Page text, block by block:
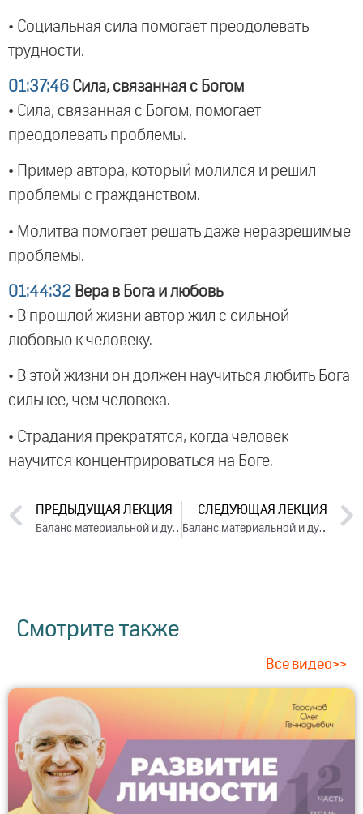
• Социальная сила помогает преодолевать
трудности.
01:37:46 Сила, связанная с Богом
• Сила, связанная с Богом, помогает
преодолевать проблемы.
• Пример автора, который молился и решил
проблемы с гражданством.
• Молитва помогает решать даже неразрешимые
проблемы.
01:44:32 Вера в Бога и любовь
• В прошлой жизни автор жил с сильной
любовью к человеку.
• В этой жизни он должен научиться любить Бога
сильнее, чем человека.
• Страдания прекратятся, когда человек
научится концентрироваться на Боге.
ПРЕДЫДУЩАЯ ЛЕКЦИЯ
Баланс материальной и духовной жизни в современном мире. День 1. Часть 1 (2024)
СЛЕДУЮЩАЯ ЛЕКЦИЯ
Баланс материальной и духовной жизни в современном мире. День 2. Часть 1 (2024)
Смотрите также
Все видео>>